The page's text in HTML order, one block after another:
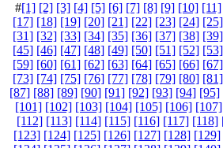
#[1] [2] [3] [4] [5] [6] [7] [8] [9] [10] [11]
[17] [18] [19] [20] [21] [22] [23] [24] [25]
[31] [32] [33] [34] [35] [36] [37] [38] [39]
[45] [46] [47] [48] [49] [50] [51] [52] [53]
[59] [60] [61] [62] [63] [64] [65] [66] [67]
[73] [74] [75] [76] [77] [78] [79] [80] [81]
[87] [88] [89] [90] [91] [92] [93] [94] [95]
[101] [102] [103] [104] [105] [106] [107]
[112] [113] [114] [115] [116] [117] [118]
[123] [124] [125] [126] [127] [128] [129]